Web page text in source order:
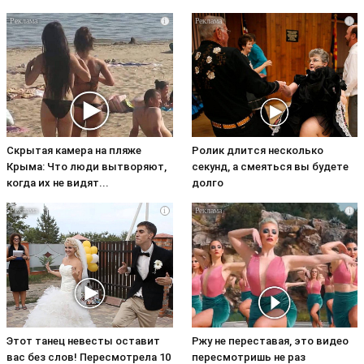
i
Скрытая камера на пляже
Крыма: Что люди вытворяют,
когда их не видят...
i
Ролик длится несколько
секунд, а смеяться вы будете
долго
i
Этот танец невесты оставит
вас без слов! Пересмотрела 10
i
Ржу не переставая, это видео
пересмотришь не раз